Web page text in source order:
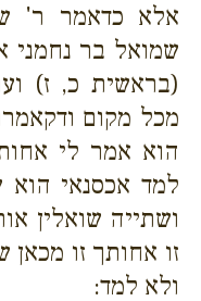
אלא כדאמר ר'
שמואל בר נחמני
(בראשית כ, ז)
מכל מקום
הוא אמר לי
למד אכסנאי
ושתייה שואלין
זו אחותך זו
ולא למד: